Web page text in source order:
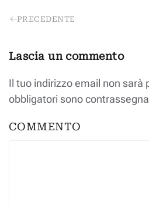
PRECEDENTE
Lascia un commento
Il tuo indirizzo email non sarà
obbligatori sono
COMMENTO